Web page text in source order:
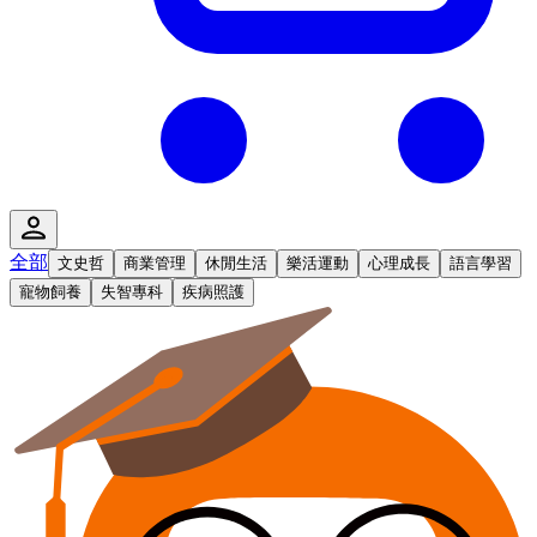
全部 文史哲 商業管理 休閒生活 樂活運動 心理成長
語言學習
寵物飼養
失智專科 疾病照護